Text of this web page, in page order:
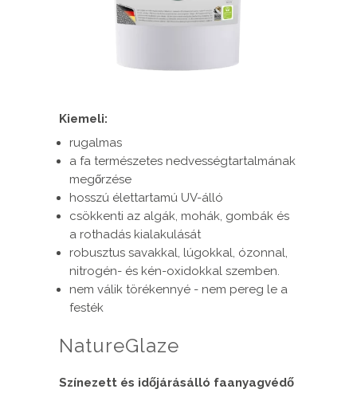
Kiemeli:
rugalmas
a fa természetes nedvességtartalmának
megőrzése
hosszú élettartamú UV-álló
csökkenti az algák, mohák, gombák és
a rothadás kialakulását
robusztus savakkal, lúgokkal, ózonnal,
nitrogén- és kén-oxidokkal szemben.
nem válik törékennyé - nem pereg le a
festék
NatureGlaze
Színezett és időjárásálló faanyagvédő